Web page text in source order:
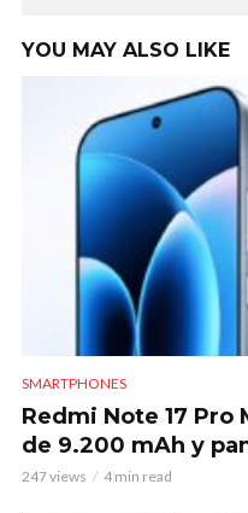
YOU MAY ALSO LIKE
SMARTPHONES
Redmi Note 17 Pro
de 9.200 mAh y
247 views 4 min read